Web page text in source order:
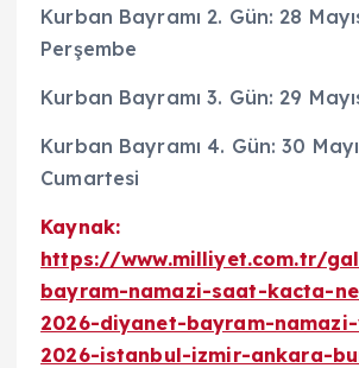
Kurban Bayramı 2. Gün: 28
Perşembe
Kurban Bayramı 3. Gün: 29
Kurban Bayramı 4. Gün: 30
Cumartesi
Kaynak:
https://www.milliyet.com.tr/
bayram-namazi-saat-kacta-
2026-diyanet-bayram-
2026-istanbul-izmir-ankara-